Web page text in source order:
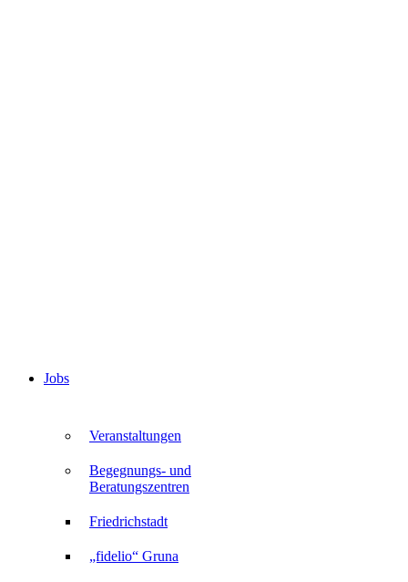
Veranstaltungen
Begegnungs- und
Beratungszentren
Friedrichstadt
„fidelio“ Gruna
Jobs